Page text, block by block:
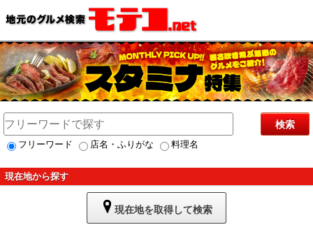
検索
フリーワード 店名・ふりがな 料理名
現在地から探す
現在地を取得して検索